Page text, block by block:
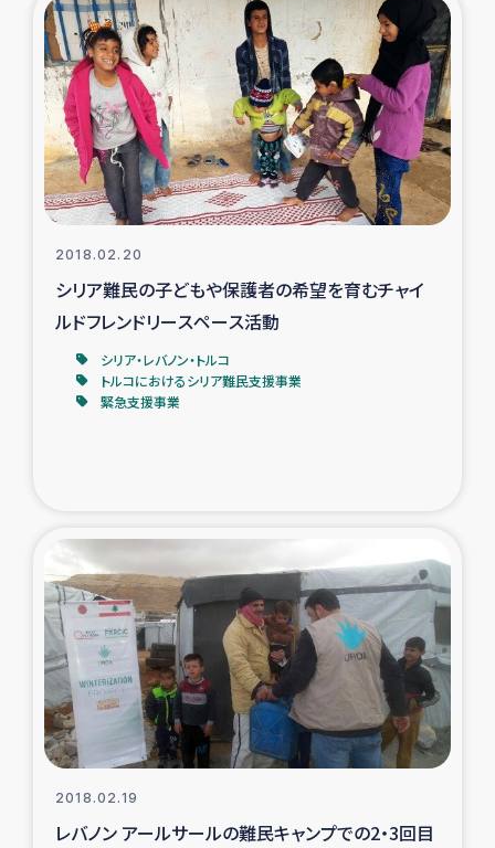
2018.02.20
シリア難民の子どもや保護者の希望を育むチャイ
ルドフレンドリースペース活動
シリア・レバノン・トルコ
トルコにおけるシリア難民支援事業
緊急支援事業
2018.02.19
レバノン アールサールの難民キャンプでの2・3回目